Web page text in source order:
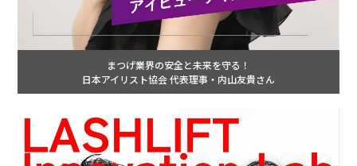
まつげ業界の安全と未来を守る！
日本アイリスト協会 代表理事・内山友貴さん